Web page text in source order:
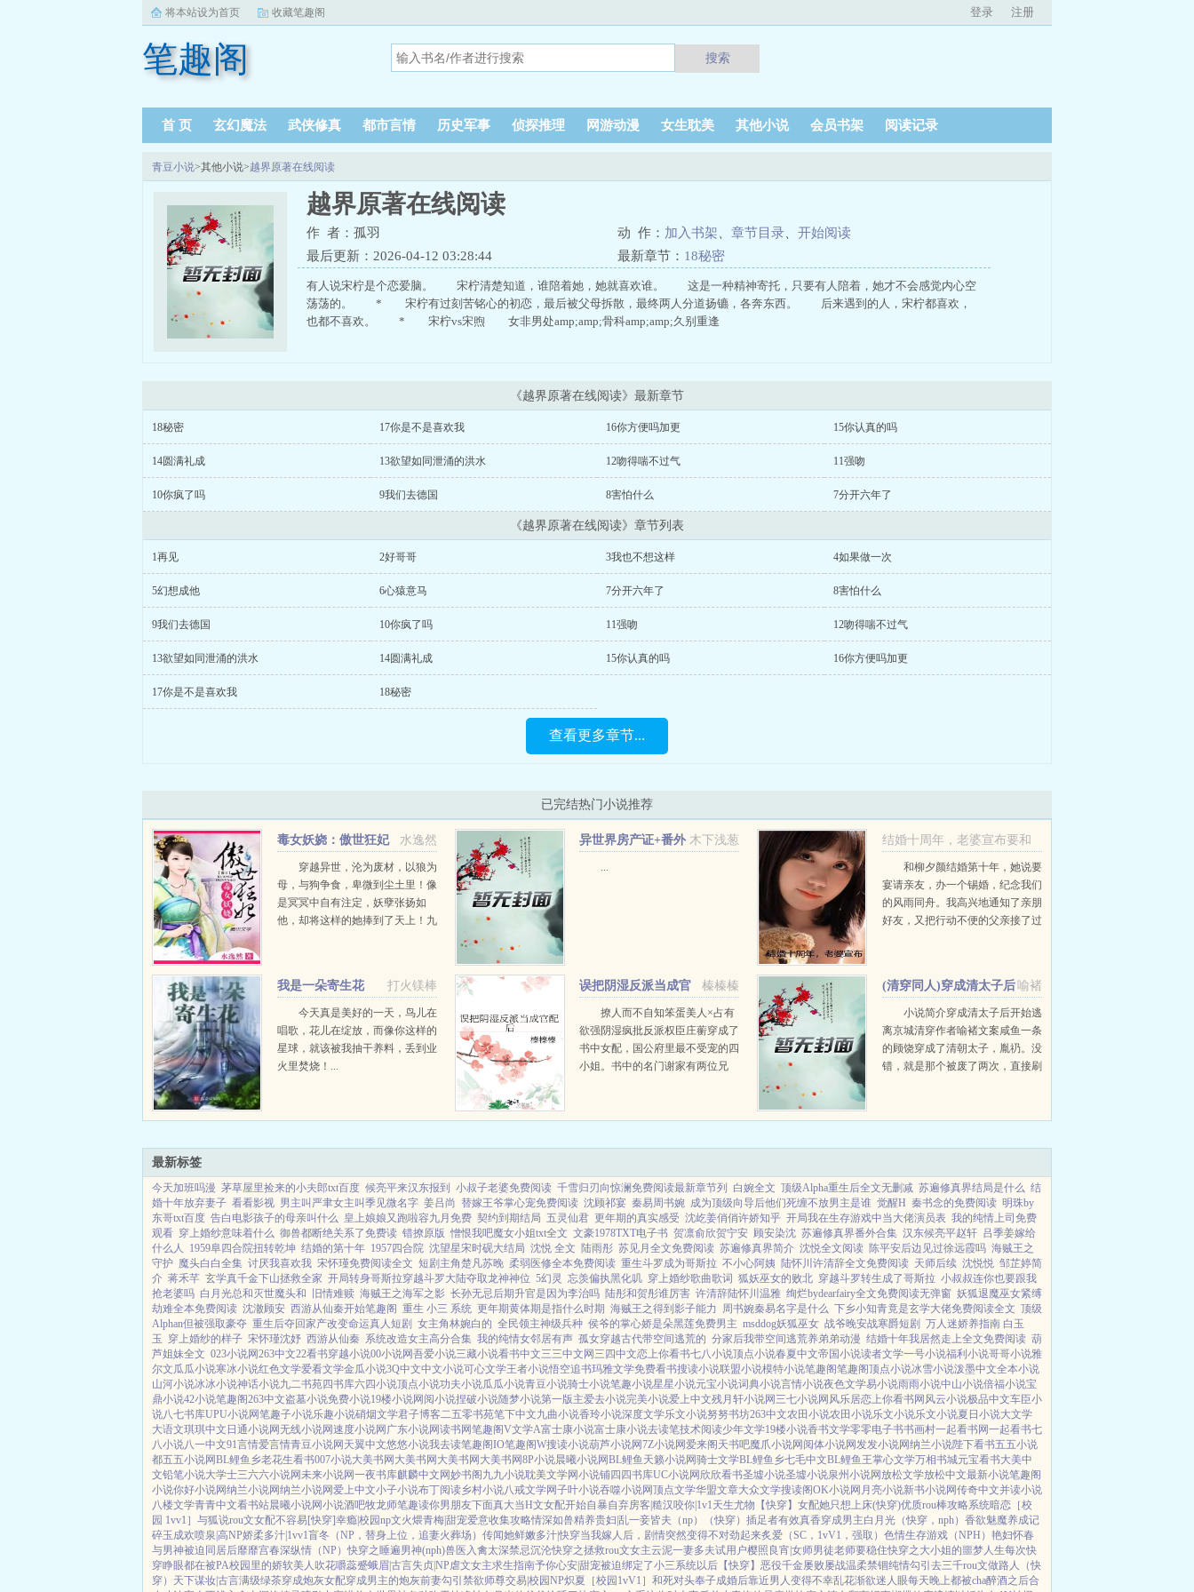
将本站设为首页 收藏笔趣阁 登录 注册
笔趣阁 搜索
首 页 玄幻魔法 武侠修真 都市言情 历史军事 侦探推理 网游动漫 女生耽美 其他小说 会员书架 阅读记录
青豆小说>其他小说>越界原著在线阅读
越界原著在线阅读
作 者：孤羽 动 作： 加入书架 章节目录
开始阅读
最后更新：2026-04-12 03:28:44
最新章节： 18秘密
有人说宋柠是个恋爱脑。 宋柠清楚知道，谁陪着她，她就喜欢谁。 这是一种精神寄托，只要有人陪着，她才不会感觉内心空
荡荡的。 * 宋柠有过刻苦铭心的初恋，最后被父母拆散，最终两人分道扬镳，各奔东西。 后来遇到的人，宋柠都喜欢，
也都不喜欢。 * 宋柠vs宋煦 女非男处amp;amp;骨科amp;amp;久别重逢
《越界原著在线阅读》最新章节
18秘密 17你是不是喜欢我 16你方便吗加更 15你认真的吗
14圆满礼成 13欲望如同泄涌的洪水 12吻得喘不过气 11强吻
10你疯了吗 9我们去德国 8害怕什么 7分开六年了
《越界原著在线阅读》章节列表
1再见 2好哥哥 3我也不想这样 4如果做一次
5幻想成他 6心猿意马 7分开六年了 8害怕什么
9我们去德国 10你疯了吗 11强吻 12吻得喘不过气
13欲望如同泄涌的洪水 14圆满礼成 15你认真的吗 16你方便吗加更
17你是不是喜欢我 18秘密
查看更多章节...
已完结热门小说推荐
水逸然
毒女妖娆：傲世狂妃
穿越异世，沦为废材，以狼为
母，与狗争食，卑微到尘土里！像
是冥冥中自有注定，妖孽张扬如
他，却将这样的她捧到了天上！九
木下浅葱
异世界房产证+番外
...
结婚十周年，老婆宣布要和
竹马白头偕老推荐必读
柳夕颜顾安川+
和柳夕颜结婚第十年，她说要
宴请亲友，办一个锡婚，纪念我们
的风雨同舟。我高兴地通知了亲朋
好友，又把行动不便的父亲接了过
台时刻，柳絮言居然挽着竹马...
打火镁棒
我是一朵寄生花
今天真是美好的一天，鸟儿在
唱歌，花儿在绽放，而像你这样的
星球，就该被我抽干养料，丢到业
火里焚烧！...
榛榛榛
误把阴湿反派当成官
配后撩人而不自知笨蛋美人×占有
欲强阴湿疯批反派权臣庄蘅穿成了
书中女配，国公府里最不受宠的四
小姐。书中的名门谢家有两位兄
寻...
喻褚
(清穿同人)穿成清太子后
开始逃离京城[清穿]+番外
小说简介穿成清太子后开始逃
离京城清穿作者喻褚文案咸鱼一条
的顾饶穿成了清朝太子，胤礽。没
错，就是那个被废了两次，直接刷
病老父亲康熙。如果不出意外的
最新标签
今天加班吗漫 茅草屋里捡来的小夫郎txt百度 候亮平来汉东报到 小叔子老婆免费阅读 千雪归刃向惊澜免费阅读最新章节列 白婉全文 顶级Alpha重生后全文无删减 苏遍修真界结局是什么 结
婚十年放弃妻子 看看影视 男主叫严聿女主叫季见微名字 姜吕尚 替嫁王爷掌心宠免费阅读 沈顾祁宴 秦易周书婉 成为顶级向导后他们死缠不放男主是谁 觉醒H 秦书念的免费阅读 明珠by
东哥txt百度 告白电影孩子的母亲叫什么 皇上娘娘又跑啦容九月免费 契约到期结局 五灵仙君 更年期的真实感受 沈屹姜俏俏许娇知乎 开局我在生存游戏中当大佬演员表 我的纯情上司免费
观看 穿上婚纱意味着什么 御兽都断绝关系了免费读 错撩原版 憎恨我吧魔女小姐txt全文 文豪1978TXT电子书 贺凛俞欣贺宁安 顾安染沈 苏遍修真界番外合集 汉东候亮平赵轩 吕季姜嫁给
什么人
1959阜四合院扭转乾坤 结婚的第十年 1957四合院 沈望星宋时砚大结局 沈悦 全文 陆雨彤 苏见月全文免费阅读 苏遍修真界简介 沈悦全文阅读 陈平安后边见过徐远霞吗 海贼王之
守护 魔头白白全集 讨厌我喜欢我 宋怀瑾免费阅读全文 短剧主角楚凡苏晚 柔弱医修全本免费阅读 重生斗罗成为哥斯拉 不小心阿姨 陆怀川许清辞全文免费阅读 天师后续 沈悦悦 邹芷婷简
介 蒋禾芊 玄学真千金下山拯救全家 开局转身哥斯拉穿越斗罗大陆夺取龙神神位 5幻灵 忘羡偏执黑化叽 穿上婚纱歌曲歌词 狐妖巫女的败北 穿越斗罗转生成了哥斯拉 小叔叔连你也要跟我
抢老婆吗 白月光总和灭世魔头和 旧情难赎 海贼王之海军之影 长孙无忌后期升官是因为李治吗 陆彤和贺彤谁厉害 许清辞陆怀川温雅 绚烂bydearfairy全文免费阅读无弹窗 妖狐退魔巫女紧缚
劫难全本免费阅读 沈澈顾安 西游从仙秦开始笔趣阁 重生 小三 系统 更年期黄体期是指什么时期 海贼王之得到影子能力 周书婉秦易名字是什么 下乡小知青竟是玄学大佬免费阅读全文 顶级
Alphan但被强取豪夺 重生后夺回家产改变命运真人短剧 女主角林婉白的 全民领主神级兵种 侯爷的掌心娇是朵黑莲免费男主 msddog妖狐巫女 战爷晚安战寒爵短剧 万人迷娇养指南 白玉
玉 穿上婚纱的样子 宋怀瑾沈妤 西游从仙秦 系统改造女主高分合集 我的纯情女邻居有声 孤女穿越古代带空间逃荒的 分家后我带空间逃荒养弟弟动漫 结婚十年我居然走上全文免费阅读 葫
芦姐妹全文 023小说网263中文22看书穿越小说00小说网吾爱小说三藏小说看书中文三三中文网 三四中文恋上你看书七八小说顶点小说春夏中文帝国小说读者文学一号小说福利小说哥哥小说雅
尔文瓜瓜小说寒冰小说红色文学爱看文学金瓜小说3Q中文中文小说可心文学王者小说悟空追书玛雅文学免费看书搜读小说联盟小说模特小说笔趣阁笔趣阁顶点小说冰雪小说泼墨中文全本小说
山河小说冰冰小说神话小说九二书苑四书库六四小说顶点小说功夫小说瓜瓜小说青豆小说骑士小说笔趣小说星星小说元宝小说词典小说言情小说夜色文学易小说雨雨小说中山小说倍福小说宝
鼎小说42小说笔趣阁263中文盗墓小说免费小说19楼小说网阅小说捏破小说随梦小说第一版主爱去小说完美小说爱上中文残月轩小说网 三七小说网 风乐居恋上你看书网 风云小说极品中文车臣小
说八七书库UPU小说网笔趣子小说乐趣小说硝烟文学君子博客二五零书苑笔下中文九曲小说香玲小说深度文学乐文小说努努书坊263中文农田小说农田小说乐文小说乐文小说夏日小说大文学
大语文琪琪中文 日通小说网无线小说网速度小说网 广东小说网读书网笔趣阁V文学A富士康小说富士康小说去读笔技术阅读少年文学19楼小说香书文学零零电子书书画村一起看书网一起看书七
八小说八一中文91言情爱言情青豆小说网 天翼中文悠悠小说我去读笔趣阁IO笔趣阁W搜读小说葫芦小说网7Z小说网爱来阁 天书吧魔爪小说网 阅体小说网发发小说网纳兰小说陛下看书五五小说
都五五小说网BL鲤鱼乡老花生看书007小说大美书网 大美书网 大美书网 大美书网8P小说晨曦小说网BL鲤鱼 天籁小说网骑士文学BL鲤鱼乡七毛中文BL鲤鱼王掌心文学万相书城元宝看书大美中
文铅笔小说大学士三六六小说网未来小说网一夜书库麒麟中文网妙书阁 九九小说耽美文学网小说铺四四书库UC小说网 欣欣看书圣墟小说圣墟小说泉州小说网放松文学放松中文最新小说笔趣阁
小说你好小说网纳兰小说网纳兰小说网爱上中文小子小说布丁阅读乡村小说八戒文学网子叶小说吞噬小说网顶点文学华盟文章大众文学搜读阁OK小说网 月亮小说新书小说网传奇中文并读小说
八楼文学青青中文看书站晨曦小说网小说酒吧牧龙师笔趣读你男朋友下面真大当H文女配开始自暴自弃房客|糙汉咬你|1v1天生尤物【快穿】 女配她只想上床(快穿)优质rou棒攻略系统暗恋［校
园 1vv1］ 与狐说rou文女配不容易[快穿]幸瘾|校园np文火煨青梅|甜宠爱意收集攻略情深如兽精养贵妇|乱一妾皆夫（np） （快穿）插足者有效真香穿成男主白月光（快穿，nph） 香欲魅魔养成记
碎玉成欢喷泉|高NP娇柔多汁|1vv1盲冬（NP，替身上位，追妻火葬场） 传闻她鲜嫩多汁|快穿当我嫁人后，剧情突然变得不对劲起来炙爱（SC，1vV1，强取） 色情生存游戏（NPH） 艳妇怀春
与男神被迫同居后靡靡宫春深纵情（NP）快穿之睡遍男神(nph)兽医 入禽太深禁忌沉沦快穿之拯救rou文女主云泥一妻多夫试用户樱照良宵|女师男徒老师要稳住快穿之大小姐的噩梦人生每次快
穿睁眼都在被PA校园里的娇软美人 吹花嚼蕊蹙蛾眉|古言失贞|NP虐文女主求生指南予你心安|甜宠被迫绑定了小三系统以后【快穿】 恶役千金屡败屡战温柔禁锢纯情勾引 去三千rou文做路人（快
穿） 天下谋妆|古言满级绿茶穿成炮灰女配穿成男主的炮灰前妻勾引禁欲师尊交易|校园NP炽夏［校园1vV1］ 和死对头奉子成婚后靠近男人变得不幸乱花渐欲迷人眼每天晚上都被cha醉酒之后合